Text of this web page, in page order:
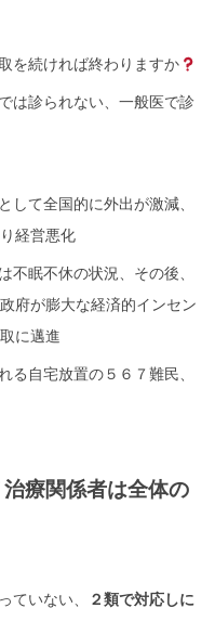
を続ければ終わりますか
は診られない、一般医で診
して全国的に外出が激減、
経営悪化
不眠不休の状況、その後、
府が膨大な経済的インセン
に邁進
る自宅放置の５６７難民、
療関係者は全体の
ていない、
２類で対応しに